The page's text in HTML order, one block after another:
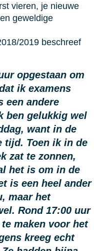
vieren, je nieuwe
geweldige
2019 beschreef
opgestaan om
ik examens
een andere
ben gelukkig wel
want in de
tijd. Toen ik in de
zat te zonnen,
het is om in de
is een heel ander
maar het
Rond 17:00 uur
maken voor het
kreeg echt